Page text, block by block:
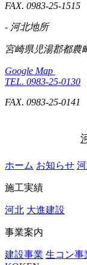
FAX. 0983-25-1515
- 河北地所
宮崎県児湯郡都農
Google Map
TEL. 0983-25-0130
FAX. 0983-25-0141
ホーム お知らせ
施工実績
河北 大進建設
事業案内
建設事業 生コン事